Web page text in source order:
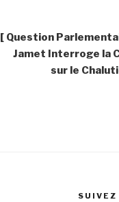
[ Question
Jamet Interroge la
sur le